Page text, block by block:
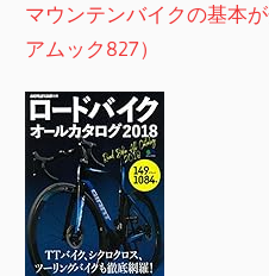
マウンテンバイクの基本
アムック827）